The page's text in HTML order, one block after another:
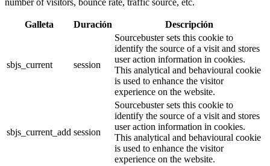
Galleta Duración Descripción
sbjs_current session
Sourcebuster sets this cookie to
identify the source of a visit and stores
user action information in cookies.
This analytical and behavioural cookie
is used to enhance the visitor
experience on the website.
sbjs_current_add session
Sourcebuster sets this cookie to
identify the source of a visit and stores
user action information in cookies.
This analytical and behavioural cookie
is used to enhance the visitor
experience on the website.